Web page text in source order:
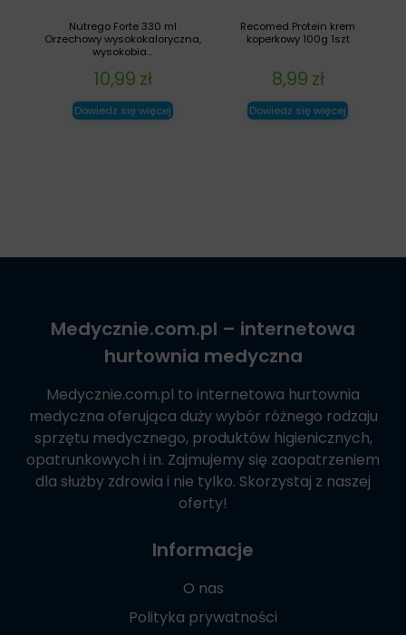
Recomed Protein krem
koperkowy 100g 1szt
8,99 zł
Dowiedz się więcej
Nutrego Forte 330 ml
Orzechowy wysokokaloryczna,
wysokobia...
10,99 zł
Dowiedz się więcej
Medycznie.com.pl – internetowa
hurtownia medyczna
Medycznie.com.pl to internetowa hurtownia
medyczna oferująca duży wybór różnego rodzaju
sprzętu medycznego, produktów higienicznych,
opatrunkowych i in. Zajmujemy się zaopatrzeniem
dla służby zdrowia i nie tylko. Skorzystaj z naszej
oferty!
Informacje
O nas
Polityka prywatności